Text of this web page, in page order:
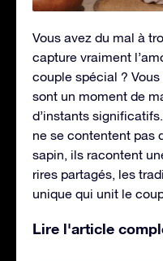
Vous avez du mal à
capture vraiment
couple spécial ? Vous
sont un moment de
d’instants
ne se contentent pas
sapin, ils racontent
rires partagés, les
unique qui unit le
Lire l'article